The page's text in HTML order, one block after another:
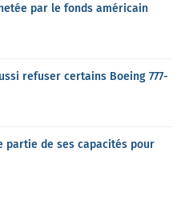
par le fonds américain
refuser certains Boeing 777-
partie de ses capacités pour